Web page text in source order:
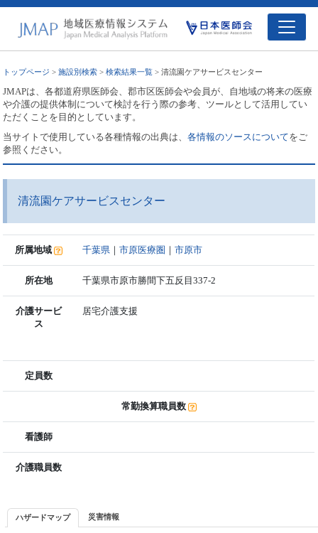
トップページ >施設別検索 >検索結果一覧 > 清流園ケアサービスセンター
JMAPは、各都道府県医師会、郡市区医師会や会員が、自地域の将来の医療
や介護の提供体制について検討を行う際の参考、ツールとして活用してい
ただくことを目的としています。
当サイトで使用している各種情報の出典は、各情報のソースについてをご
参照ください。
清流園ケアサービスセンター
所属地域 千葉県 ｜市原医療圏 ｜市原市
所在地 千葉県市原市勝間下五反目337-2
介護サービ
ス
居宅介護支援
定員数
常勤換算職員数
看護師
介護職員数
ハザードマップ 災害情報